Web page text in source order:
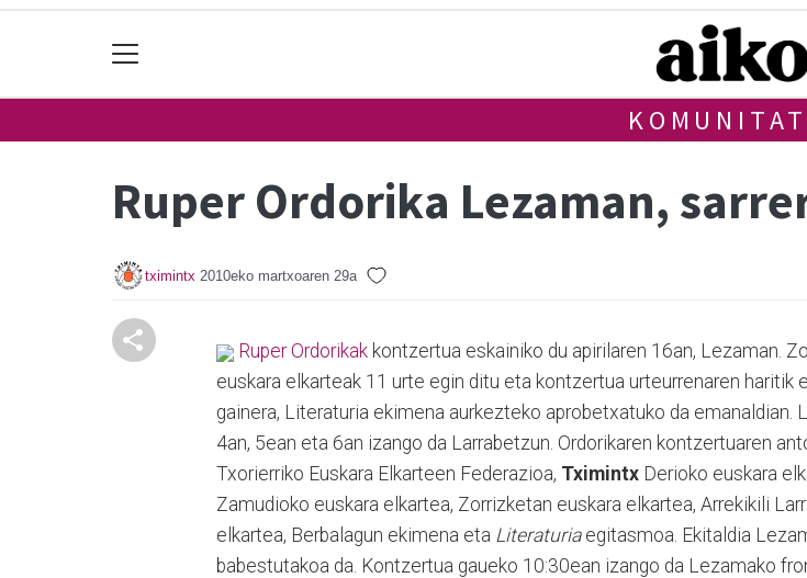
Ruper Ordorika Lezaman,
tximintx 2010eko martxoaren 29a
Ruper Ordorikak kontzertua eskainiko du apirilaren 16an, Lezaman.
euskara elkarteak 11 urte egin ditu eta kontzertua urteurrenaren haritik
gainera, Literaturia ekimena aurkezteko aprobetxatuko da emanaldian.
4an, 5ean eta 6an izango da Larrabetzun. Ordorikaren kontzertuaren
Txorierriko Euskara Elkarteen Federazioa, Tximintx Derioko euskara
Zamudioko euskara elkartea, Zorrizketan euskara elkartea, Arrekikili
elkartea, Berbalagun ekimena eta Literaturiaegitasmoa. Ekitaldia
babestutakoa da. Kontzertua gaueko 10:30ean izango da Lezamako